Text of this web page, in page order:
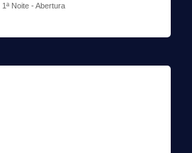
1ª Noite - Abertura